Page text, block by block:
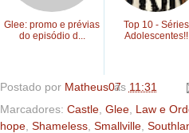
Glee: promo e prévias
do episódio d...
Top 10 - Séries
Adolescentes!!
Postado por Matheus07às 11:31
Marcadores: Castle Glee Law e
hope Shameless Smallville